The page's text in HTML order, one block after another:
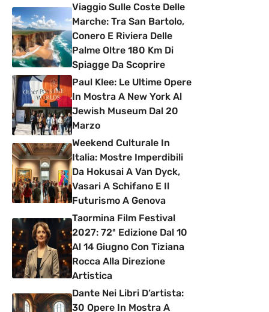
Viaggio Sulle Coste Delle
Marche: Tra San Bartolo,
Conero E Riviera Delle
Palme Oltre 180 Km Di
Spiagge Da Scoprire
Paul Klee: Le Ultime Opere
In Mostra A New York Al
Jewish Museum Dal 20
Marzo
Weekend Culturale In
Italia: Mostre Imperdibili
Da Hokusai A Van Dyck,
Vasari A Schifano E Il
Futurismo A Genova
Taormina Film Festival
2027: 72ª Edizione Dal 10
Al 14 Giugno Con Tiziana
Rocca Alla Direzione
Artistica
Dante Nei Libri D’artista:
30 Opere In Mostra A